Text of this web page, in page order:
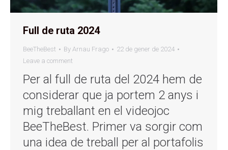
Full de ruta 2024
BeeTheBest By Arnau Frago
22 de gener de 2024
Leave a comment
Per al full de ruta del 2024 hem de
considerar que ja portem 2 anys i
mig treballant en el videojoc
BeeTheBest. Primer va sorgir com
una idea de treball per al portafolis